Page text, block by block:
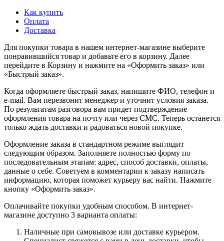
Как купить
Оплата
Доставка
Для покупки товара в нашем интернет-магазине выберите
понравившийся товар и добавьте его в корзину. Далее
перейдите в Корзину и нажмите на «Оформить заказ» или
«Быстрый заказ».
Когда оформляете быстрый заказ, напишите ФИО, телефон и
e-mail. Вам перезвонит менеджер и уточнит условия заказа.
По результатам разговора вам придет подтверждение
оформления товара на почту или через СМС. Теперь останется
только ждать доставки и радоваться новой покупке.
Оформление заказа в стандартном режиме выглядит
следующим образом. Заполняете полностью форму по
последовательным этапам: адрес, способ доставки, оплаты,
данные о себе. Советуем в комментарии к заказу написать
информацию, которая поможет курьеру вас найти. Нажмите
кнопку «Оформить заказ».
Оплачивайте покупки удобным способом. В интернет-
магазине доступно 3 варианта оплаты:
Наличные при самовывозе или доставке курьером.